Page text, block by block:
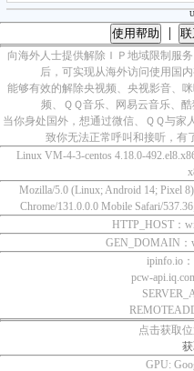
使用帮助
向海外人士提供解除ＩＰ地域限制服
后，可实现从海外访问使用国
能够有效的解除央视频、央视影音、
频、ＱＱ音乐、网易云音乐、
当你身处国外，想通过微信、ＱＱ与
致你无法正常呼叫和接听，有
Linux VM-4-3-centos 4.18.0-
Mozilla/5.0 (Linux; Android 14; Pixel
Chrome/131.0.0.0 Mobile Safari/
HTTP_HOST：
GEN_DOMAIN：
ipinfo.io
pcw-
点击获取
GPU: